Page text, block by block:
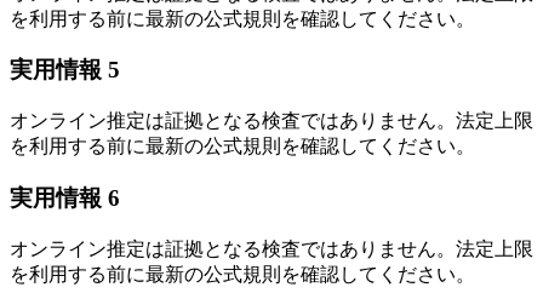
を利用する前に最新の公式規則を確認してください。
実用情報 5
オンライン推定は証拠となる検査ではありません。法定上限
を利用する前に最新の公式規則を確認してください。
実用情報 6
オンライン推定は証拠となる検査ではありません。法定上限
を利用する前に最新の公式規則を確認してください。